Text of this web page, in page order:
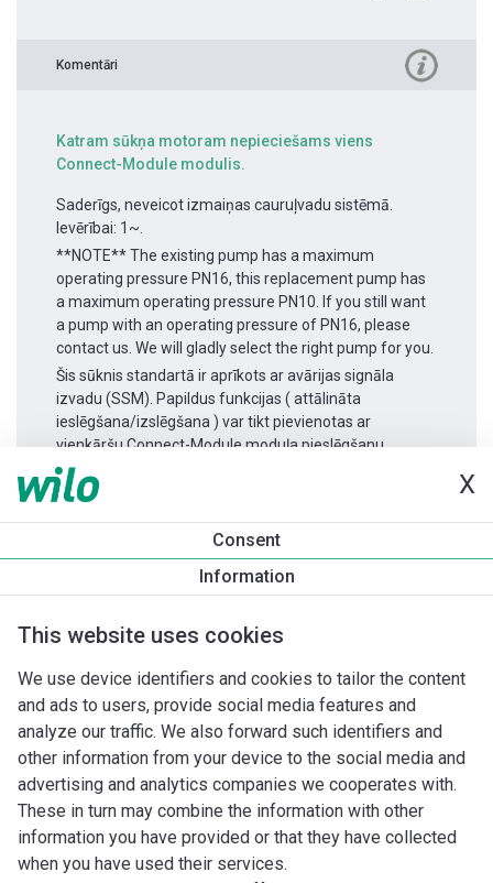
X
Consent
Information
This website uses cookies
We use device identifiers and cookies to tailor the content
and ads to users, provide social media features and
analyze our traffic. We also forward such identifiers and
other information from your device to the social media and
advertising and analytics companies we cooperates with.
These in turn may combine the information with other
information you have provided or that they have collected
when you have used their services.
Komentāri
Katram sūkņa motoram nepieciešams viens
Connect-Module modulis.
Saderīgs, neveicot izmaiņas cauruļvadu sistēmā.
Ievērībai: 1~.
**NOTE** The existing pump has a maximum
operating pressure PN16, this replacement pump has
a maximum operating pressure PN10. If you still want
a pump with an operating pressure of PN16, please
contact us. We will gladly select the right pump for you.
Šis sūknis standartā ir aprīkots ar avārijas signāla
izvadu (SSM). Papildus funkcijas ( attālināta
ieslēgšana/izslēgšana ) var tikt pievienotas ar
vienkāršu Connect-Module moduļa pieslēgšanu.
Produkta informācija
Yonos MAXO-D 65/0,5-12